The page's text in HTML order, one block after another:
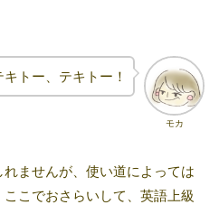
モカ
キトー、テキトー！
ませんが、使い道によっては
こでおさらいして、英語上級